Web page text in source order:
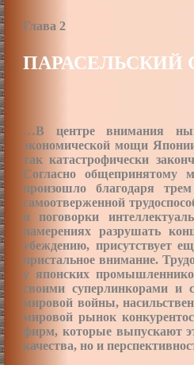
Глава 2
ПАРАСЕЛЬСКИЙ
…В центре внимания
экономической мощи
так катастрофически
Согласно общепринятому
произошло благодаря
самоотверженной
и поговорки
намерениях разрушать
убеждению, присутствует
пристальное внимание.
у японских
своими суперлинкорами и
мировой войны,
мировой рынок
фирм, которые выпускают
качества, но и